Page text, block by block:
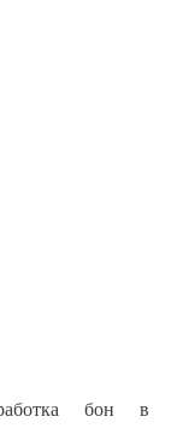
бон в